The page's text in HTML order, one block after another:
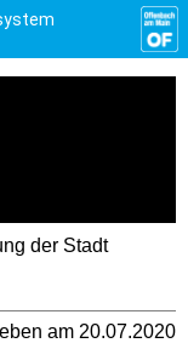
der Stadt
am 20.07.2020